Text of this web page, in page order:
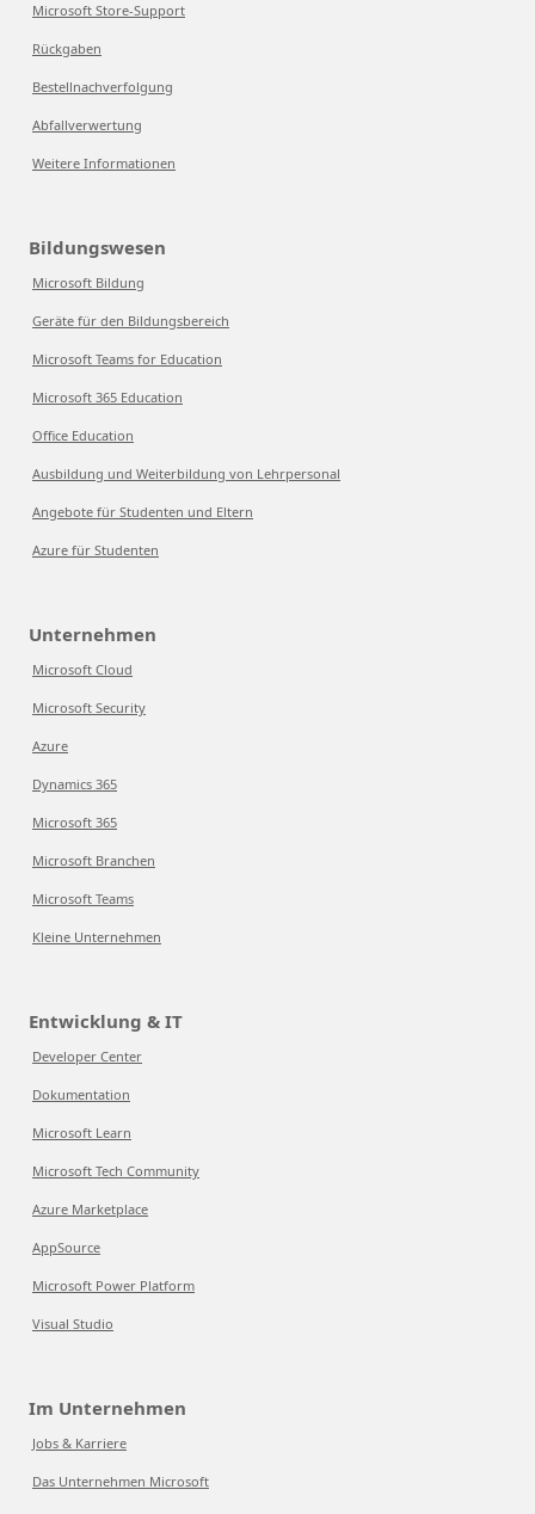
Microsoft Store-Support
Rückgaben
Bestellnachverfolgung
Abfallverwertung
Weitere Informationen
Bildungswesen
Microsoft Bildung
Geräte für den Bildungsbereich
Microsoft Teams for Education
Microsoft 365 Education
Office Education
Ausbildung und Weiterbildung von Lehrpersonal
Angebote für Studenten und Eltern
Azure für Studenten
Unternehmen
Microsoft Cloud
Microsoft Security
Azure
Dynamics 365
Microsoft 365
Microsoft Branchen
Microsoft Teams
Kleine Unternehmen
Entwicklung & IT
Developer Center
Dokumentation
Microsoft Learn
Microsoft Tech Community
Azure Marketplace
AppSource
Microsoft Power Platform
Visual Studio
Im Unternehmen
Jobs & Karriere
Das Unternehmen Microsoft